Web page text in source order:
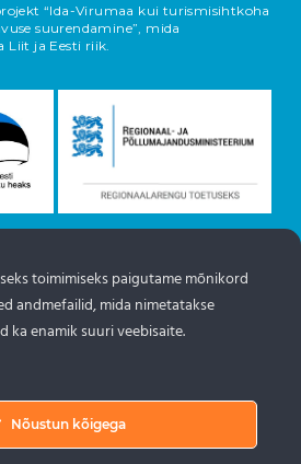
“Ida-Virumaa kui turismisihtkoha
suurendamine”, mida
Liit ja Eesti riik.
Eesti turismiportaalist
toimimiseks paigutame mõnikord
andmefailid, mida nimetatakse
ka enamik suuri veebisaite.
Nõustun kõigega